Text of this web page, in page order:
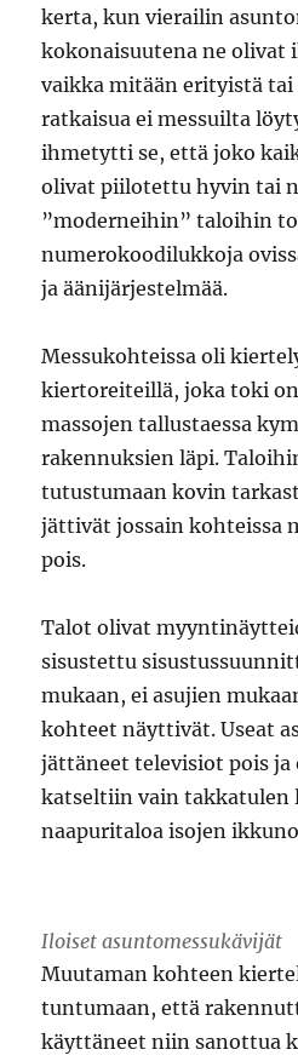
kerta, kun vierailin
kokonaisuutena ne olivat
vaikka mitään erityistä
ratkaisua ei messuilta
ihmetytti se, että joko
olivat piilotettu hyvin tai
”moderneihin” taloihin
numerokoodilukkoja
ja äänijärjestelmää.
Messukohteissa oli
kiertoreiteillä, joka toki
massojen tallustaessa
rakennuksien läpi.
tutustumaan kovin
jättivät jossain kohteissa
pois.
Talot olivat
sisustettu
mukaan, ei asujien
kohteet näyttivät. Useat
jättäneet televisiot pois ja
katseltiin vain takkatulen
naapuritaloa isojen
Iloiset asuntomessukävijät
Muutaman kohteen
tuntumaan, että
käyttäneet niin sanottua